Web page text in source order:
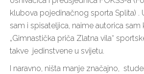
klubova pojedinačnog sporta Splita) .
sam i spisateljica, naime autorica sam
„Gimnastička priča Zlatna vila“
takve jedinstvene u svijetu.
I naravno, ništa manje značajno,